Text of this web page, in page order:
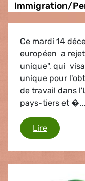
Immigration/
Ce mardi 14
européen a
unique", qui
unique pour
de travail dans
pays-tiers et �...
Lire